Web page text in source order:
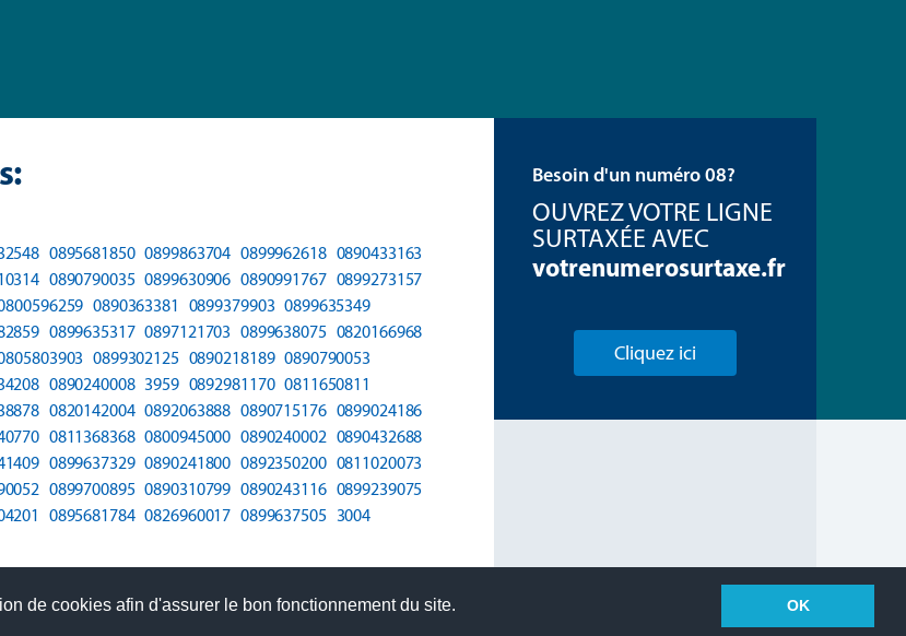
de cookies afin d'assurer le bon fonctionnement du site. OK
0895681850 0899863704 0899962618 0890433163
0890790035 0899630906 0890991767 0899273157
0890363381 0899379903 0899635349
0899635317 0897121703 0899638075 0820166968
0899302125 0890218189 0890790053
0890240008 3959 0892981170 0811650811
0820142004 0892063888 0890715176 0899024186
0811368368 0800945000 0890240002 0890432688
0899637329 0890241800 0892350200 0811020073
0899700895 0890310799 0890243116 0899239075
0895681784 0826960017 0899637505 3004
Besoin d'un numéro 08?
OUVREZ VOTRE LIGNE
SURTAXÉE AVEC
votrenumerosurtaxe.fr
Cliquez ici